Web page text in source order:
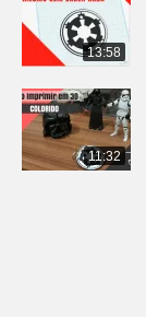
13:58
11:32